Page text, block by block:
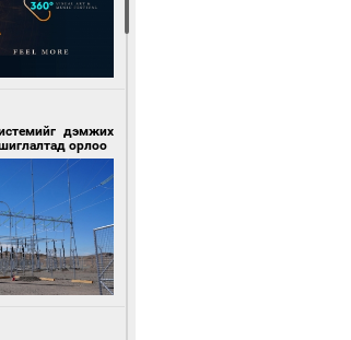
хамтлагийн
дэмжих
орлоо